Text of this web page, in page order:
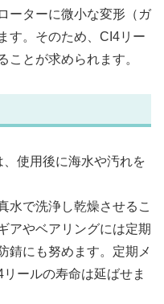
ーターに微小な変形（ガ
す。そのため、CI4リー
ことが求められます。
使用後に海水や汚れを
水で洗浄し乾燥させるこ
アやベアリングには定期
錆にも努めます。定期メ
ールの寿命は延ばせま